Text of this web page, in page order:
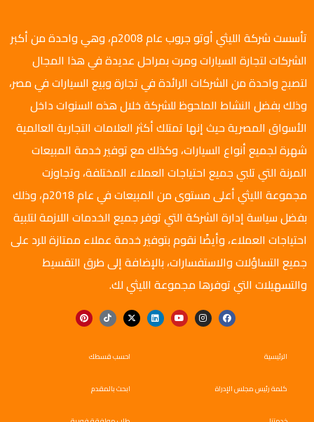
تأسست شركة الليثي أوتو جروب عام 2008م، وهي واحدة من أكبر
الشركات لتجارة السيارات ومرت بمراحل عديدة في هذا المجال
لتصبح واحدة من الشركات الرائدة في تجارة وبيع السيارات في مصر،
وذلك بفضل النشاط الملحوظ للشركة خلال هذه السنوات داخل
الأسواق المصرية حيث إنها تمتلك أكثر العلامات التجارية العالمية
شهرة لجميع أنواع السيارات، وكذلك مع توفير خدمة المبيعات
المرنة التي تلبي جميع احتياجات العملاء المختلفة، وتجاوزت
مجموعة الليثي أعلى مستوى من المبيعات في عام 2018م، وذلك
بفضل سياسة إدارة الشركة التي توفر جميع الخدمات اللازمة لتلبية
احتياجات العملاء، وأيضًا نقوم بتوفير خدمة عملاء ممتازة للرد على
جميع التساؤلات والاستفسارات، بالإضافة إلى طرق التقسيط
والتسهيلات التي توفرها مجموعة الليثي لك.
الرئيسية
كلمة رئيس مجلس الإدراة
احسب قسطك
ابحث بالمقدم